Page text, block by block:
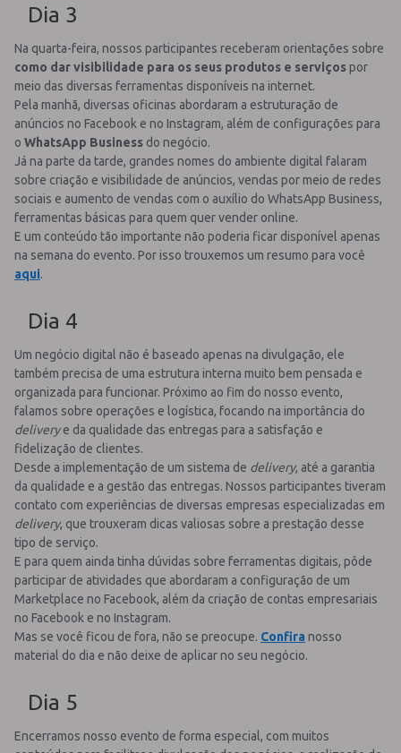
Dia 3
Na quarta-feira, nossos participantes receberam orientações sobre
como dar visibilidade para os seus produtos e serviçospor
meio das diversas ferramentas disponíveis na internet.
Pela manhã, diversas oficinas abordaram a estruturação de
anúncios no Facebook e no Instagram, além de configurações para
o WhatsApp Business do negócio.
Já na parte da tarde, grandes nomes do ambiente digital falaram
sobre criação e visibilidade de anúncios, vendas por meio de redes
sociais e aumento de vendas com o auxílio do WhatsApp Business,
ferramentas básicas para quem quer vender online.
E um conteúdo tão importante não poderia ficar disponível apenas
na semana do evento. Por isso trouxemos um resumo para você
aqui.
Dia 4
Um negócio digital não é baseado apenas na divulgação, ele
também precisa de uma estrutura interna muito bem pensada e
organizada para funcionar. Próximo ao fim do nosso evento,
falamos sobre operações e logística, focando na importância do
deliverye da qualidade das entregas para a satisfação e
fidelização de clientes.
Desde a implementação de um sistema de delivery, até a garantia
da qualidade e a gestão das entregas. Nossos participantes tiveram
contato com experiências de diversas empresas especializadas em
delivery, que trouxeram dicas valiosas sobre a prestação desse
tipo de serviço.
E para quem ainda tinha dúvidas sobre ferramentas digitais, pôde
participar de atividades que abordaram a configuração de um
Marketplace no Facebook, além da criação de contas empresariais
no Facebook e no Instagram.
Mas se você ficou de fora, não se preocupe. Confira nosso
material do dia e não deixe de aplicar no seu negócio.
Dia 5
Encerramos nosso evento de forma especial, com muitos